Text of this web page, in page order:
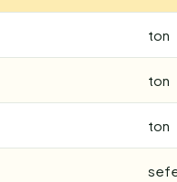
ton
ton
ton